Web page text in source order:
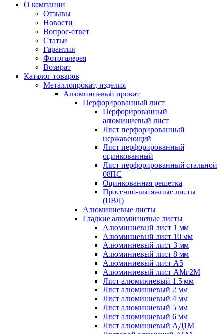
О компании
Отзывы
Новости
Вопрос-ответ
Статьи
Гарантии
Фотогалерея
Возврат
Каталог товаров
Металлопрокат, изделия
Алюминиевый прокат
Перфорированный лист
Перфорированный
алюминиевый лист
Лист перфорированный
нержавеющий
Лист перфорированный
оцинкованный
Лист перфорированный стальной
08ПС
Оцинкованная решетка
Просечно-вытяжные листы
(ПВЛ)
Алюминиевые листы
Гладкие алюминиевые листы
Алюминиевый лист 1 мм
Алюминиевый лист 10 мм
Алюминиевый лист 3 мм
Алюминиевый лист 8 мм
Алюминиевый лист А5
Алюминиевый лист АМг2М
Лист алюминиевый 1.5 мм
Лист алюминиевый 2 мм
Лист алюминиевый 4 мм
Лист алюминиевый 5 мм
Лист алюминиевый 6 мм
Лист алюминиевый АД1М